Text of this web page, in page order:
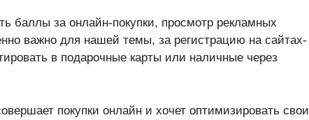
баллы за онлайн-покупки, просмотр рекламных
важно для нашей темы, за регистрацию на сайтах-
в подарочные карты или наличные через
покупки онлайн и хочет оптимизировать свои